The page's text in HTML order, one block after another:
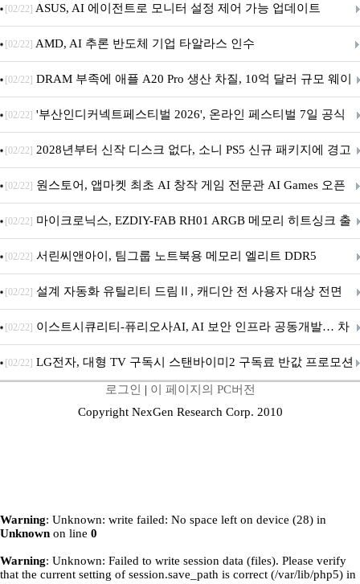
아의 용사’ 재개최 및 풍성한 기념 이벤트 실시!
[02/22] ASUS, AI 에이전트로 모니터 설정 제어 가능 업데이트
[02/22] AMD, AI 추론 반도체 기업 타알라스 인수
[02/22] DRAM 부족에 애플 A20 Pro 생산 차질, 10억 달러 규모 웨이
퍼 대기
[02/22] '부산인디커넥트페스티벌 2026', 온라인 페스티벌 7일 공식
개막... 22일간 진행
[02/22] 2028년부터 신작 디스크 없다, 소니 PS5 신규 패키지에 경고
문 추가
[02/22] 원스토어, 앱마켓 최초 AI 창작 게임 전문관 AI Games 오픈
[02/22] 마이크로닉스, EZDIY-FAB RH01 ARGB 메모리 히트싱크 출
시
[02/22] 서린씨앤아이, 팀그룹 노트북용 메모리 엘리트 DDR5
5600MHz 16GB 출시
[02/22] 설계 자동화 유틸리티 드림Ⅱ, 캐디안 전 사용자 대상 전면
무상 배포
[02/22] 이스트시큐리티-퓨리오사AI, AI 보안 인프라 공동개발… 차
세대 AI 보안 플랫폼 구축
[02/22] LG전자, 대형 TV 구독시 스탠바이미2 구독료 반값 프로모션
로그인 | 이 페이지의 PC버전
Copyright NexGen Research Corp. 2010
Warning: Unknown: write failed: No space left on device (28) in
Unknown on line 0
Warning: Unknown: Failed to write session data (files). Please verify
that the current setting of session.save_path is correct (/var/lib/php5) in